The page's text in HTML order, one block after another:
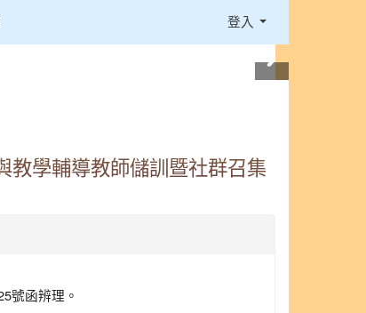
登入
教學輔導教師儲訓暨社群召集
號函辨理。